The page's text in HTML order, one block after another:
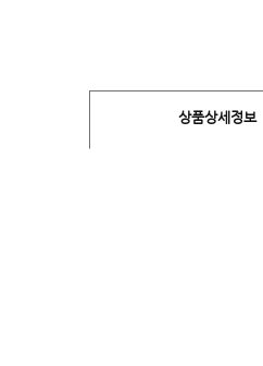
상품상세정보